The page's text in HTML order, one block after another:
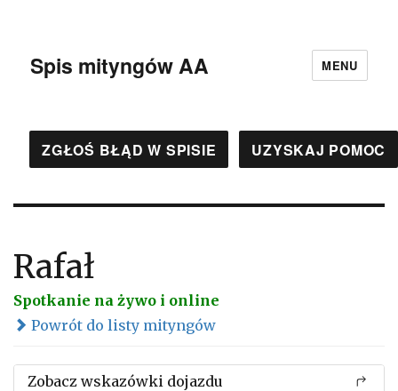
Spis mityngów AA MENU
ZGŁOŚ BŁĄD W SPISIE UZYSKAJ POMOC
Rafał
Spotkanie na żywo i online
Powrót do listy mityngów
Zobacz wskazówki dojazdu